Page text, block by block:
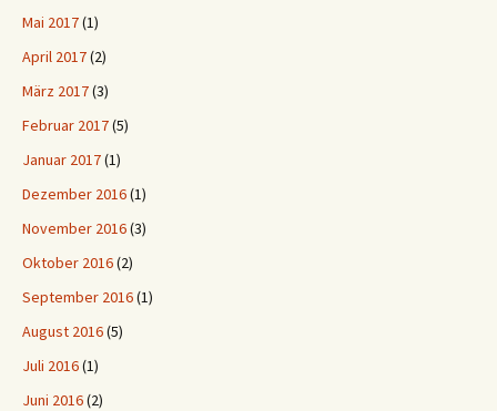
Mai 2017(1)
April 2017(2)
März 2017(3)
Februar 2017(5)
Januar 2017(1)
Dezember 2016(1)
November 2016(3)
Oktober 2016(2)
September 2016(1)
August 2016(5)
Juli 2016(1)
Juni 2016(2)